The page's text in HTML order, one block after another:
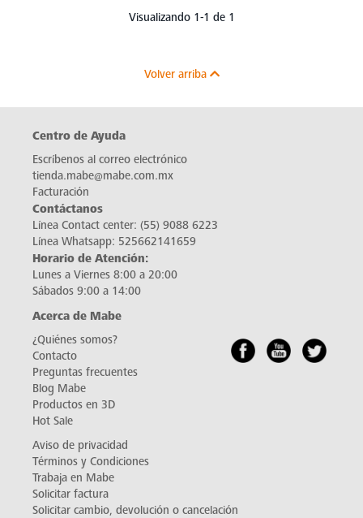
Visualizando 1-1 de 1
Volver arriba
Centro de Ayuda
Escríbenos al correo electrónico
tienda.mabe@mabe.com.mx
Facturación
Contáctanos
Línea Contact center: (55) 9088 6223
Línea Whatsapp: 525662141659
Horario de Atención:
Lunes a Viernes 8:00 a 20:00
Sábados 9:00 a 14:00
Acerca de Mabe
¿Quiénes somos?
Contacto
Preguntas frecuentes
Blog Mabe
Productos en 3D
Hot Sale
Aviso de privacidad
Términos y Condiciones
Trabaja en Mabe
Solicitar factura
Solicitar cambio, devolución o cancelación